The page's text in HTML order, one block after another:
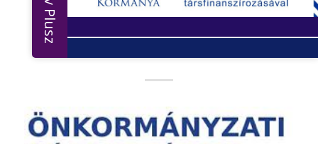
vételéről HVB 21-2019 (IX.
06.) határozat